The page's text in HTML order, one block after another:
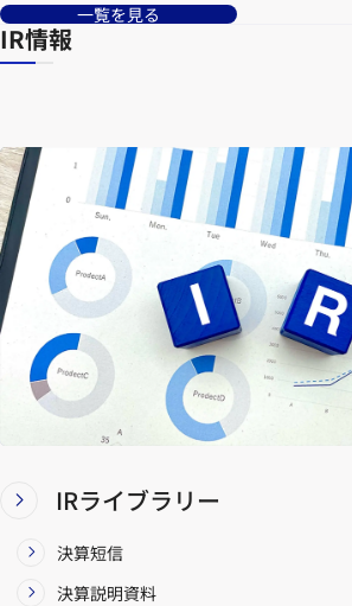
一覧を見る
IR情報
IRライブラリー
決算短信
決算説明資料